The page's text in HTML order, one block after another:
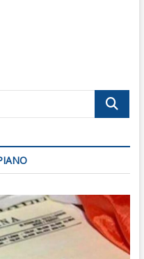
Cerca